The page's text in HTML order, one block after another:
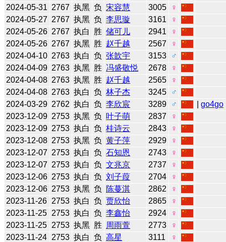
2024-05-31 2767 执黑 负 宋容慧 3005
♀
2024-05-27 2767 执黑 负 李思璇 3161
♀
2024-05-26 2767 执白 胜 储可儿 2941
♀
2024-05-26 2767 执黑 胜 赵千越 2567
♀
2024-04-10 2763 执白 负 张歆宇 3153
♂
2024-04-09 2763 执黑 胜 冯盛敬悦 2678
♀
2024-04-08 2763 执黑 胜 赵千越 2565
♀
2024-04-08 2763 执白 负 林子杰 3245
♂
2024-03-29 2762 执白 负 李欣宸 3289 ♂ |go4go
2023-12-09 2753 执黑 负 叶子萌 2837
♀
2023-12-09 2753 执白 负 桂诗云 2843
♀
2023-12-08 2753 执黑 负 黄子萍 2929
♀
2023-12-07 2753 执白 负 石知恩 2743
♀
2023-12-07 2753 执白 负 文兆京 2737
♀
2023-12-06 2753 执白 负 刘子葭 2704
♀
2023-12-06 2753 执黑 负 陈蔓淇 2862
♀
2023-11-26 2753 执白 负 贾欣怡 2865
♀
2023-11-25 2753 执白 负 李鑫怡 2924
♀
2023-11-25 2753 执黑 胜 周雨萱 2773
♀
2023-11-24 2753 执白 负 高星 3111
♀